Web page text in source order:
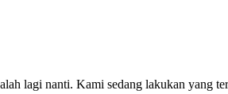
lagi nanti. Kami sedang lakukan yang